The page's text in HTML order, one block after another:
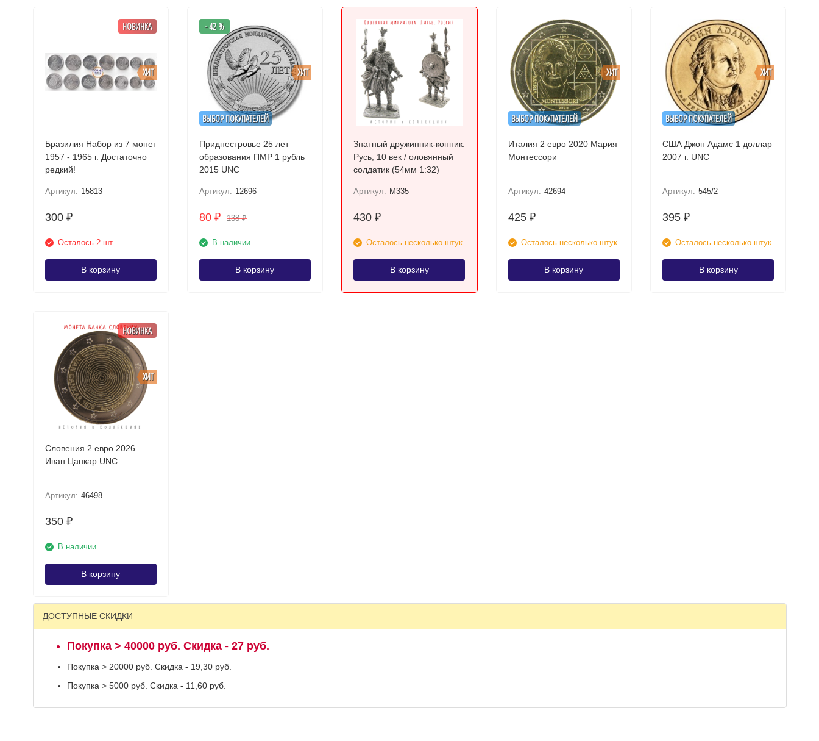
ХИТ
НОВИНКА
Бразилия Набор из 7 монет
1957 - 1965 г. Достаточно
редкий!
Артикул: 15813
300 ₽
Осталось 2 шт.
В корзину
ВЫБОР ПОКУПАТЕЛЕЙ
ХИТ
- 42 %
Приднестровье 25 лет
образования ПМР 1 рубль
2015 UNC
Артикул: 12696
80 ₽ 138₽
В наличии
В корзину
Знатный дружинник-конник.
Русь, 10 век / оловянный
солдатик (54мм 1:32)
Артикул: M335
430₽
Осталось несколько штук
В корзину
ВЫБОР ПОКУПАТЕЛЕЙ
ХИТ
Италия 2 евро 2020 Мария
Монтессори
Артикул: 42694
425 ₽
Осталось несколько штук
В корзину
ВЫБОР ПОКУПАТЕЛЕЙ
ХИТ
США Джон Адамс 1 доллар
2007 г. UNC
Артикул: 545/2
395₽
Осталось несколько штук
В корзину
ХИТ
НОВИНКА
Словения 2 евро 2026
Иван Цанкар UNC
Артикул: 46498
350 ₽
В наличии
В корзину
ДОСТУПНЫЕ СКИДКИ
Покупка > 40000 руб. Скидка - 27 руб.
Покупка > 20000 руб. Скидка - 19,30 руб.
Покупка > 5000 руб. Скидка - 11,60 руб.